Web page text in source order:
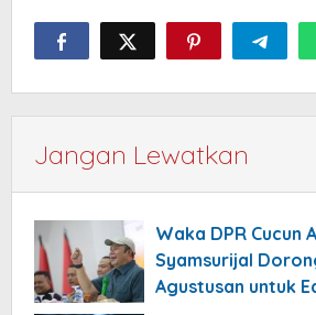
Jangan Lewatkan
Waka DPR Cucun
Syamsurijal
Agustusan untuk